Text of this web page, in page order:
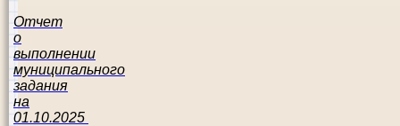
Отчет
о
выполнении
муниципального
задания
на
01.10.2025